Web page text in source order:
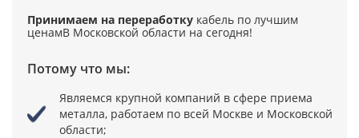
Принимаем на переработку кабель по лучшим
ценамВ Московской области на сегодня!
Потому что мы:
Являемся крупной компаний в сфере приема
металла, работаем по всей Москве и Московской
области;